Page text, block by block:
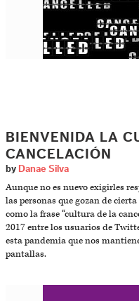
BIENVENIDA LA
CANCELACIÓN
by Danae Silva
Aunque no es nuevo exigirles
las personas que gozan de
como la frase “cultura de la
2017 entre los usuarios de
esta pandemia que nos
pantallas.